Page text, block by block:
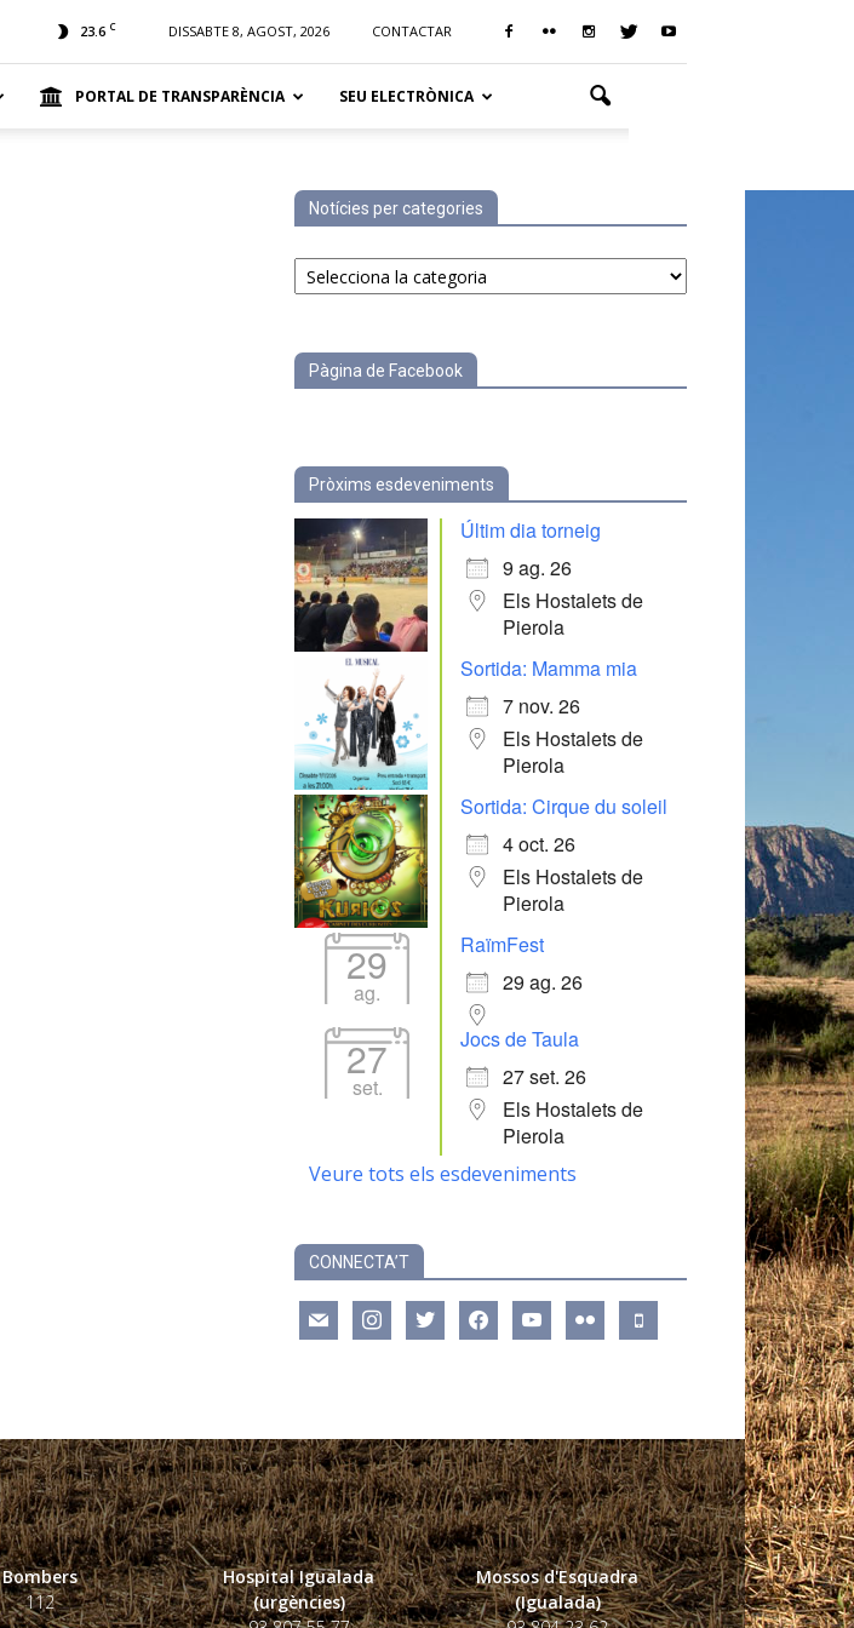
23.6 C DISSABTE 8, AGOST, 2026 CONTACTAR
PORTAL DE TRANSPARÈNCIA SEU ELECTRÒNICA
Notícies per categories
Notícies
per
Pàgina de Facebook
Pròxims esdeveniments
Últim dia torneig
9 ag. 26
Els Hostalets de
Pierola
Sortida: Mamma mia
7 nov. 26
Els Hostalets de
Pierola
Sortida: Cirque du soleil
4 oct. 26
Els Hostalets de
Pierola
29
ag.
RaïmFest
29 ag. 26
27
set.
Jocs de Taula
27 set. 26
Els Hostalets de
Pierola
Veure tots els esdeveniments
CONNECTA’T
mail instagramtwitter facebookyoutube flickr mobile
Bombers
112
Hospital Igualada
(urgències)
Mossos d'Esquadra
(Igualada)